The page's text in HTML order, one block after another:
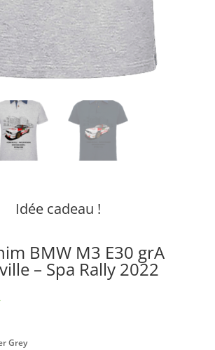
Idée cadeau !
BMW M3 E30 grA
– Spa Rally 2022
Grey